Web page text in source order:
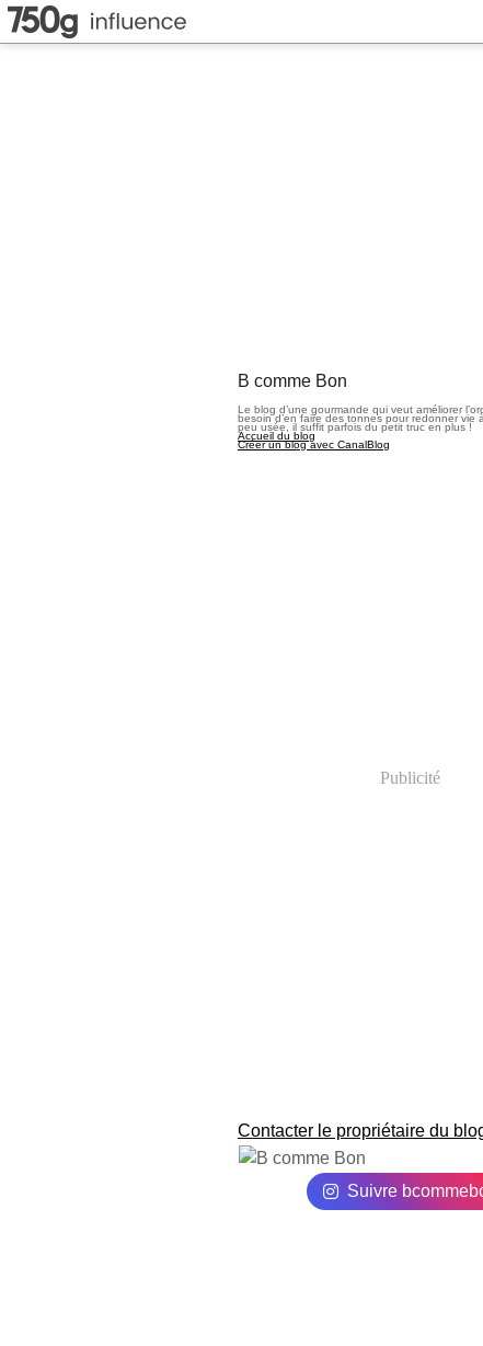
B comme Bon
Le blog d’une gourmande qui veut améliorer
besoin d’en faire des tonnes pour redonner vie
peu usée, il suffit parfois du petit truc en plus !
Accueil du blog
Créer un blog avec CanalBlog
Publicité
Contacter le propriétaire du
Suivre